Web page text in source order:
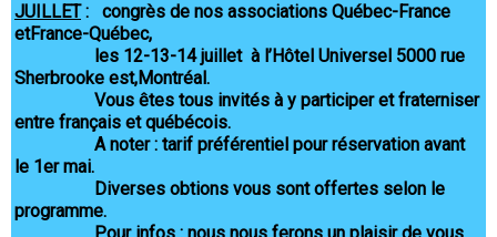
JUILLET: congrès de nos associations Québec-France
etFrance-Québec,
les 12-13-14 juillet à l’Hôtel Universel 5000 rue
Sherbrooke est,Montréal.
Vous êtes tous invités à y participer et fraterniser
entre français et québécois.
A noter : tarif préférentiel pour réservation avant
le 1er mai.
Diverses obtions vous sont offertes selon le
programme.